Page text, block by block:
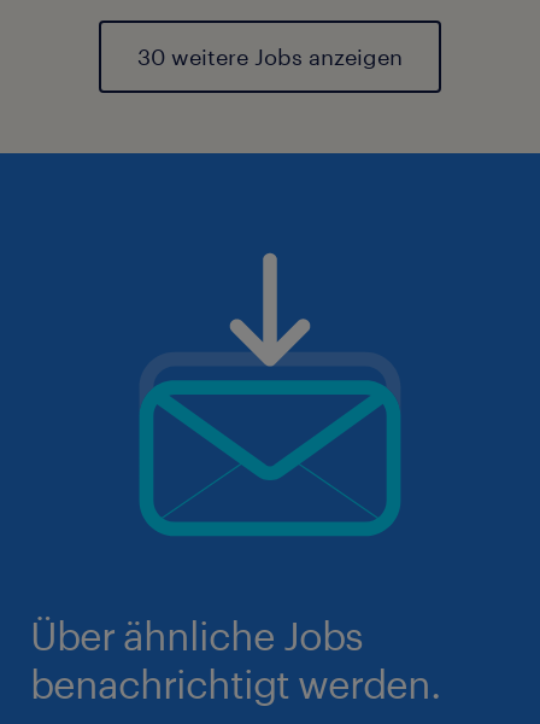
30 weitere Jobs anzeigen
Über ähnliche Jobs
benachrichtigt werden.